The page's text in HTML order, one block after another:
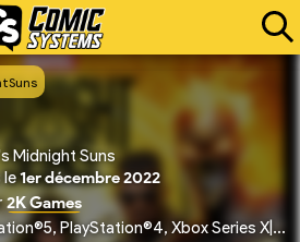
Midnight Suns
le1er décembre 2022
2K Games
PlayStation®5, PlayStation®4, Xbox Series X|S, Xbox 360, Nintendo Switch, PC